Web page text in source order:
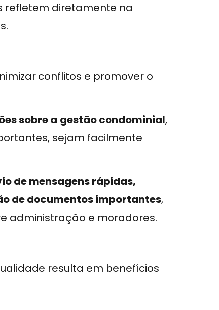
refletem diretamente na
conflitos e promover o
sobre a gestão condominial,
sejam facilmente
de mensagens rápidas,
de documentos importantes,
administração e moradores.
resulta em benefícios